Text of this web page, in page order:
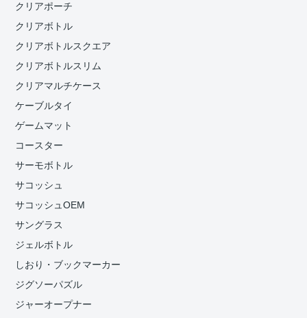
クリアポーチ
クリアボトル
クリアボトルスクエア
クリアボトルスリム
クリアマルチケース
ケーブルタイ
ゲームマット
コースター
サーモボトル
サコッシュ
サコッシュOEM
サングラス
ジェルボトル
しおり・ブックマーカー
ジグソーパズル
ジャーオープナー